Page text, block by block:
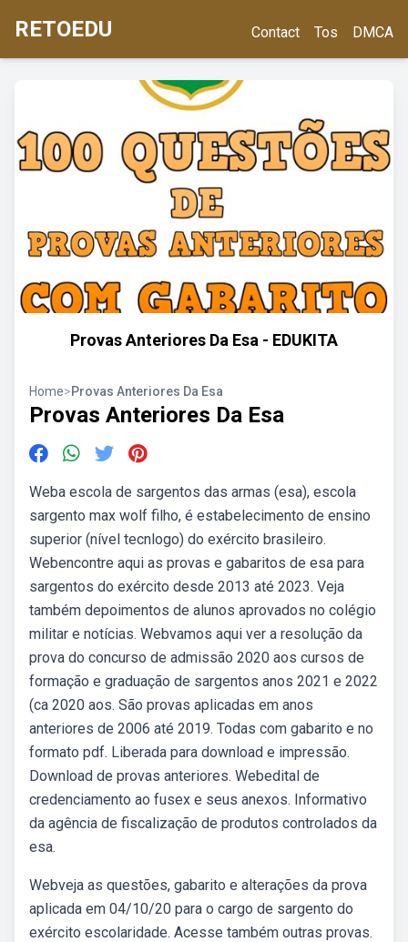
RETOEDU Contact Tos DMCA
Provas Anteriores Da Esa - EDUKITA
Home>Provas Anteriores Da Esa
Provas Anteriores Da Esa
Weba escola de sargentos das armas (esa), escola
sargento max wolf filho, é estabelecimento de ensino
superior (nível tecnlogo) do exército brasileiro.
Webencontre aqui as provas e gabaritos de esa para
sargentos do exército desde 2013 até 2023. Veja
também depoimentos de alunos aprovados no colégio
militar e notícias. Webvamos aqui ver a resolução da
prova do concurso de admissão 2020 aos cursos de
formação e graduação de sargentos anos 2021 e 2022
(ca 2020 aos. São provas aplicadas em anos
anteriores de 2006 até 2019. Todas com gabarito e no
formato pdf. Liberada para download e impressão.
Download de provas anteriores. Webedital de
credenciamento ao fusex e seus anexos. Informativo
da agência de fiscalização de produtos controlados da
esa.
Webveja as questões, gabarito e alterações da prova
aplicada em 04/10/20 para o cargo de sargento do
exército escolaridade. Acesse também outras provas.